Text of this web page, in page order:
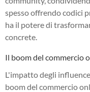
spesso offrendo codici
ha il potere di
concrete.
Il boom del commercio
L'impatto degli
boom del commercio